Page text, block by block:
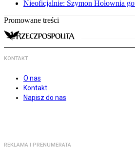
Nieoficjalnie: Szymon Hołownia
Promowane treści
KONTAKT
O nas
Kontakt
Napisz do nas
REKLAMA I PRENUMERATA